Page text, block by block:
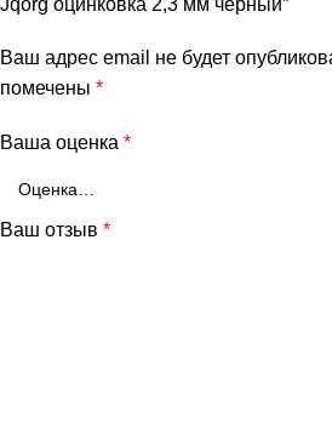
Ваш адрес email не будет
помечены *
Ваша оценка *
Ваш отзыв *